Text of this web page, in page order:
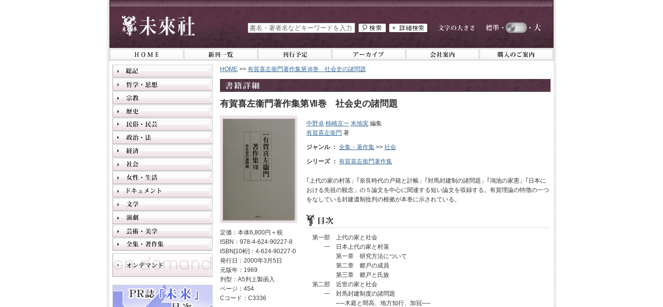
HOME >> 有賀喜左衞門著作集第Ⅶ巻 社会史の諸問題
有賀喜左衞門著作集第Ⅶ巻 社会史の諸問題
定価：本体6,800円＋税
ISBN：978-4-624-90227-8
ISBN[10桁]：4-624-90227-0
発行日：2000年3月5日
元版年：1969
判型：A5判上製函入
ページ：454
Cコード：C3336
中野卓 柿崎京一 米地実 編集
有賀喜左衞門 著
ジャンル ： 全集・著作集 >> 社会
シリーズ ： 有賀喜左衞門著作集
｢上代の家の村落」｢奈良時代の戸籍と計帳」｢対馬封建制の諸問題」｢鴻池の家憲」｢日本に
おける先祖の観念」の５論文を中心に関連する短い論文を収録する。有賀理論の特徴の一つ
をなしている封建遺制批判の根拠が本巻に示されている。
第一部 上代の家と社会
一 日本上代の家と村落
第一章 研究方法について
第二章 郷戸の成員
第三章 郷戸と氏族
第二部 近世の家と社会
一 対馬封建制度の諸問題
──木庭と間高、地方知行、加冠──